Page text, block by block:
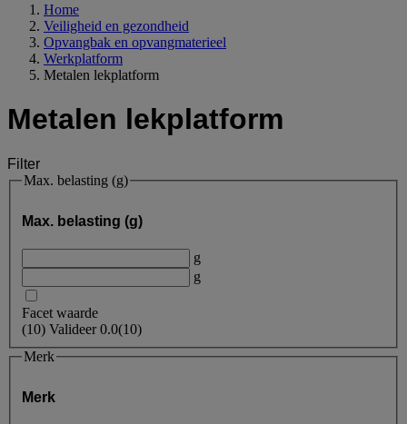
Home
Veiligheid en gezondheid
Opvangbak en opvangmaterieel
Werkplatform
Metalen lekplatform
Metalen lekplatform
Filter
Max. belasting (g)
Max. belasting (g)
g
g
Facet waarde
(10) Valideer0.0(10)
Merk
Merk